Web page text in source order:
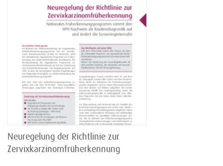
Neuregelung der Richtlinie zur
Zervixkarzinomfrüherkennung